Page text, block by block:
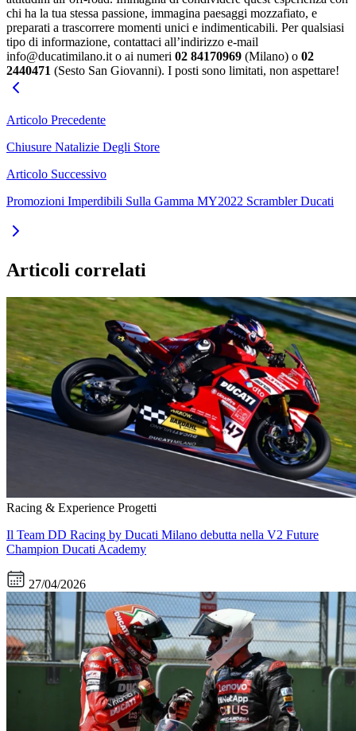
chi ha la tua stessa passione, immagina paesaggi mozzafiato, e
preparati a trascorrere momenti unici e indimenticabili. Per qualsiasi
tipo di informazione, contattaci all’indirizzo e-mail
info@ducatimilano.it o ai numeri 02 84170969 (Milano) o 02
2440471 (Sesto San Giovanni). I posti sono limitati, non aspettare!
Articolo Precedente
Chiusure Natalizie Degli Store
Articolo Successivo
Promozioni Imperdibili Sulla Gamma MY2022 Scrambler Ducati
Articoli correlati
Racing & Experience Progetti
Il Team DD Racing by Ducati Milano debutta nella V2 Future
Champion Ducati Academy
27/04/2026